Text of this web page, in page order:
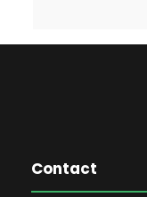
Contact